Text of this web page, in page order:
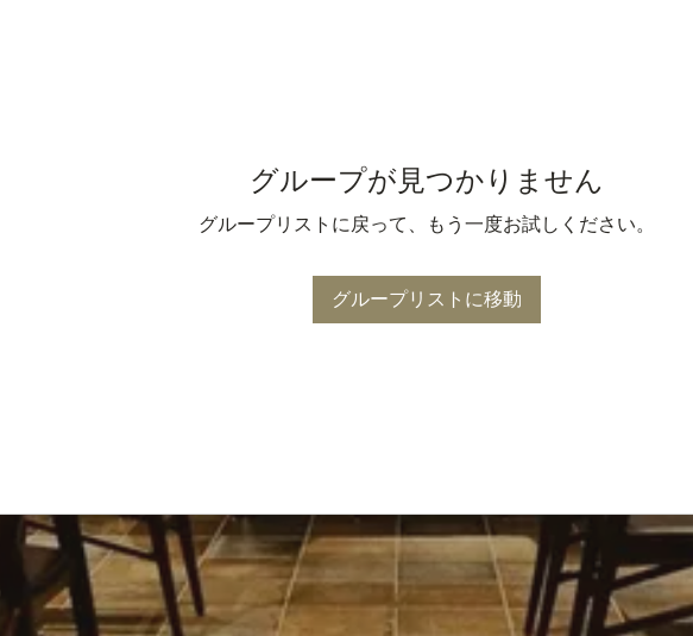
グループが見つかりません
グループリストに戻って、もう一度お試しください。
グループリストに移動